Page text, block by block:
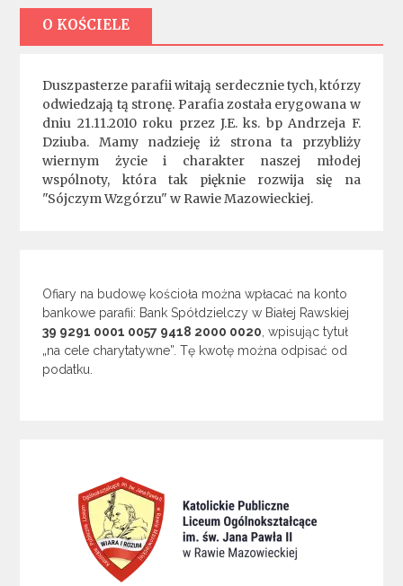
O KOŚCIELE
Duszpasterze parafii witają serdecznie tych, którzy
odwiedzają tą stronę. Parafia została erygowana w
dniu 21.11.2010 roku przez J.E. ks. bp Andrzeja F.
Dziuba. Mamy nadzieję iż strona ta przybliży
wiernym życie i charakter naszej młodej
wspólnoty, która tak pięknie rozwija się na
"Sójczym Wzgórzu" w Rawie Mazowieckiej.
Ofiary na budowę kościoła można wpłacać na konto
bankowe parafii: Bank Spółdzielczy w Białej Rawskiej
39 9291 0001 0057 9418 2000 0020 , wpisując tytuł
„na cele charytatywne”. Tę kwotę można odpisać od
podatku.